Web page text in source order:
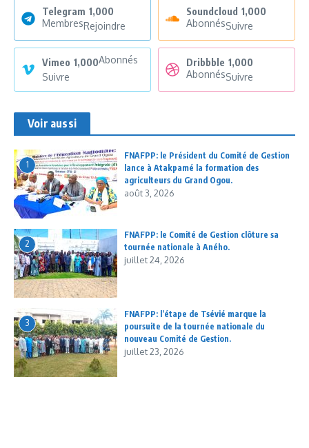
Telegram 1,000
MembresRejoindre
Soundcloud 1,000
AbonnésSuivre
Vimeo 1,000Abonnés
Suivre
Dribbble 1,000
AbonnésSuivre
Voir aussi
1
FNAFPP: le Président du Comité de Gestion
lance à Atakpamé la formation des
agriculteurs du Grand Ogou.
août 3, 2026
2
FNAFPP: le Comité de Gestion clôture sa
tournée nationale à Aného.
juillet 24, 2026
3
FNAFPP: l’étape de Tsévié marque la
poursuite de la tournée nationale du
nouveau Comité de Gestion.
juillet 23, 2026